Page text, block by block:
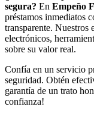
segura? En Empeño
préstamos inmediatos
transparente. Nuestros
electrónicos,
sobre su valor real.
Confía en un servicio
seguridad. Obtén
garantía de un trato
confianza!